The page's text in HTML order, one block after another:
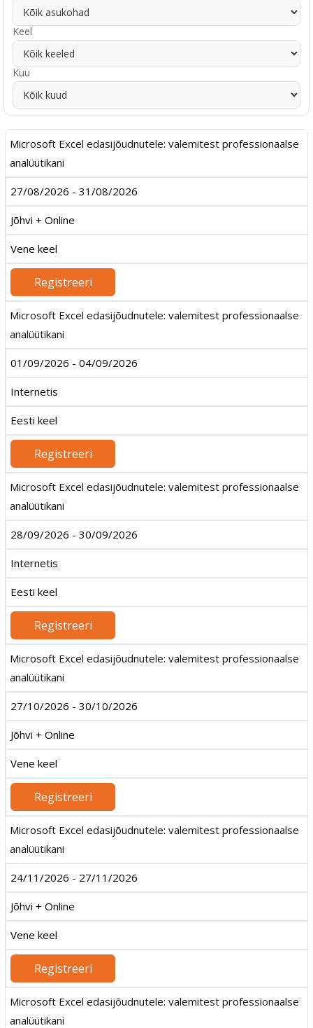
Keel
Kuu
Microsoft Excel edasijõudnutele: valemitest professionaalse
analüütikani
27/08/2026 - 31/08/2026
Jõhvi + Online
Vene keel
Registreeri
Microsoft Excel edasijõudnutele: valemitest professionaalse
analüütikani
01/09/2026 - 04/09/2026
Internetis
Eesti keel
Registreeri
Microsoft Excel edasijõudnutele: valemitest professionaalse
analüütikani
28/09/2026 - 30/09/2026
Internetis
Eesti keel
Registreeri
Microsoft Excel edasijõudnutele: valemitest professionaalse
analüütikani
27/10/2026 - 30/10/2026
Jõhvi + Online
Vene keel
Registreeri
Microsoft Excel edasijõudnutele: valemitest professionaalse
analüütikani
24/11/2026 - 27/11/2026
Jõhvi + Online
Vene keel
Registreeri
Microsoft Excel edasijõudnutele: valemitest professionaalse
analüütikani